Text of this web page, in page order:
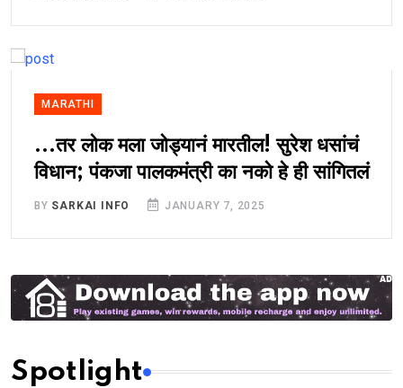
MARATHI
...तर लोक मला जोड्यानं मारतील! सुरेश धसांचं
विधान; पंकजा पालकमंत्री का नको हे ही सांगितलं
BY SARKAI INFO JANUARY 7, 2025
Spotlight